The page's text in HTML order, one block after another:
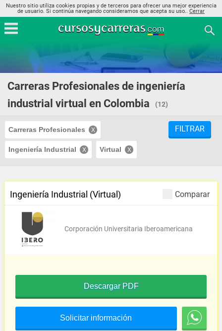
Nuestro sitio utiliza cookies propias y de terceros para ofrecer una mejor experiencia
de usuario. Si continúa navegando consideramos que acepta su uso.. Cerrar
Carreras Profesionales de ingeniería
industrial virtual en Colombia
(12)
Carreras Profesionales
Ingeniería Industrial Virtual
FILTRAR
Comparar
Ingeniería Industrial (Virtual)
Corporación Universitaria Iberoamericana
Descargar PDF
Solicitar información